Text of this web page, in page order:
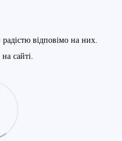
відповімо на них.
сайті.